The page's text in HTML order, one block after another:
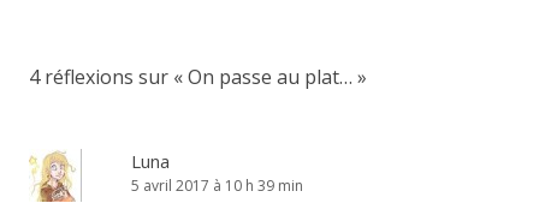
4 réflexions sur «On passe au plat… »
Luna
5 avril 2017 à 10 h 39 min